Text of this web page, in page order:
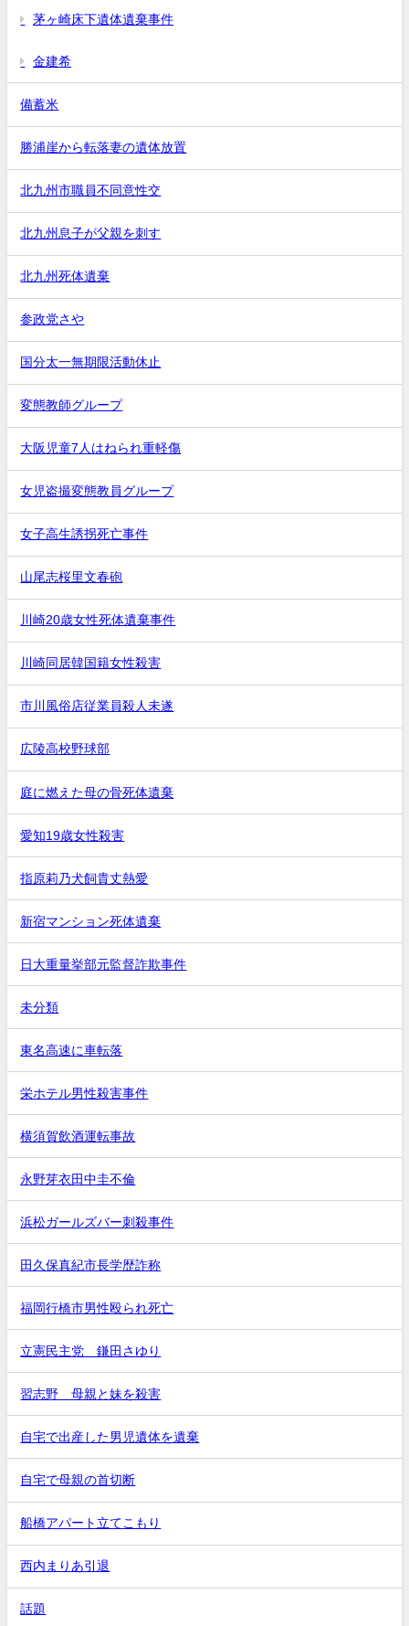
茅ヶ崎床下遺体遺棄事件
金建希
備蓄米
勝浦崖から転落妻の遺体放置
北九州市職員不同意性交
北九州息子が父親を刺す
北九州死体遺棄
参政党さや
国分太一無期限活動休止
変態教師グループ
大阪児童7人はねられ重軽傷
女児盗撮変態教員グループ
女子高生誘拐死亡事件
山尾志桜里文春砲
川崎20歳女性死体遺棄事件
川崎同居韓国籍女性殺害
市川風俗店従業員殺人未遂
広陵高校野球部
庭に燃えた母の骨死体遺棄
愛知19歳女性殺害
指原莉乃犬飼貴丈熱愛
新宿マンション死体遺棄
日大重量挙部元監督詐欺事件
未分類
東名高速に車転落
栄ホテル男性殺害事件
横須賀飲酒運転事故
永野芽衣田中圭不倫
浜松ガールズバー刺殺事件
田久保真紀市長学歴詐称
福岡行橋市男性殴られ死亡
立憲民主党 鎌田さゆり
習志野 母親と妹を殺害
自宅で出産した男児遺体を遺棄
自宅で母親の首切断
船橋アパート立てこもり
西内まりあ引退
話題